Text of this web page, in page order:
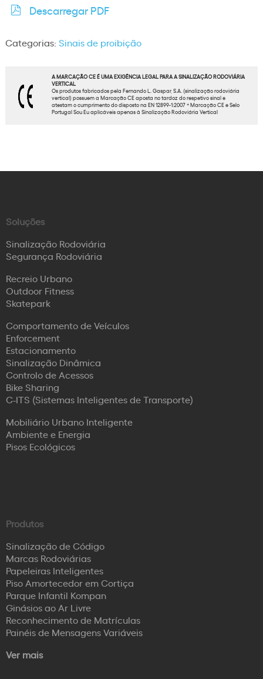
Descarregar PDF
Categorias: Sinais de proibição
A MARCAÇÃO CE É UMA EXIGÊNCIA LEGAL PARA A SINALIZAÇÃO RODOVIÁRIA
VERTICAL
Os produtos fabricados pela Fernando L. Gaspar, S.A. (sinalização rodoviária
vertical) possuem a Marcação CE aposta no tardoz do respetivo sinal e
atestam o cumprimento do disposto na EN 12899-1:2007 * Marcação CE e Selo
Portugal Sou Eu aplicáveis apenas à Sinalização Rodoviária Vertical
Soluções
Sinalização Rodoviária
Segurança Rodoviária
Recreio Urbano
Outdoor Fitness
Skatepark
Comportamento de Veículos
Enforcement
Estacionamento
Sinalização Dinâmica
Controlo de Acessos
Bike Sharing
C-ITS (Sistemas Inteligentes de Transporte)
Mobiliário Urbano Inteligente
Ambiente e Energia
Pisos Ecológicos
Produtos
Sinalização de Código
Marcas Rodoviárias
Papeleiras Inteligentes
Piso Amortecedor em Cortiça
Parque Infantil Kompan
Ginásios ao Ar Livre
Reconhecimento de Matrículas
Painéis de Mensagens Variáveis
Ver mais